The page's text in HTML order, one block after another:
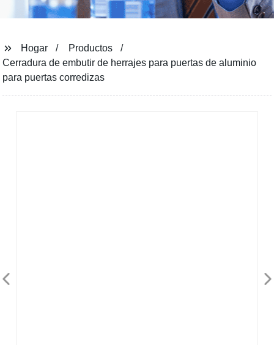
Hogar
Productos
Cerradura de embutir de herrajes para puertas de aluminio
para puertas corredizas